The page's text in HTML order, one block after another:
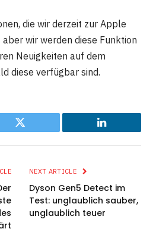
die wir derzeit zur Apple
wir werden diese Funktion
Neuigkeiten auf dem
diese verfügbar sind.
Twitter LinkedIn
NEXT ARTICLE
Dyson Gen5 Detect im
Test: unglaublich sauber,
unglaublich teuer